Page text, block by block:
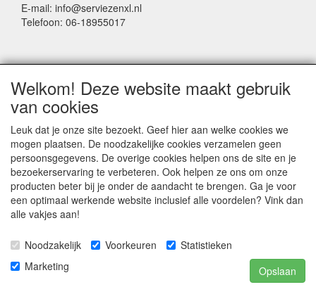
E-mail: info@serviezenxl.nl
Telefoon: 06-18955017
Voornaam
Achternaam
E-mail
Welkom! Deze website maakt gebruik
van cookies
Leuk dat je onze site bezoekt. Geef hier aan welke cookies we
mogen plaatsen. De noodzakelijke cookies verzamelen geen
persoonsgegevens. De overige cookies helpen ons de site en je
bezoekerservaring te verbeteren. Ook helpen ze ons om onze
producten beter bij je onder de aandacht te brengen. Ga je voor
een optimaal werkende website inclusief alle voordelen? Vink dan
alle vakjes aan!
Noodzakelijk Voorkeuren
Statistieken
Marketing
Opslaan